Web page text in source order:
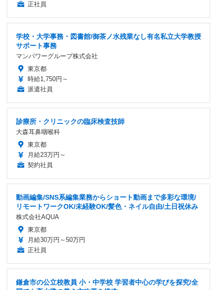
正社員
学校・大学事務・図書館/御茶ノ水残業なし有名私立大学教授
サポート事務
マンパワーグループ株式会社
東京都
時給1,750円～
派遣社員
診療所・クリニックの臨床検査技師
大森耳鼻咽喉科
東京都
月給23万円～
契約社員
動画編集/SNS系編集業務からショート動画まで多彩な環境/
リモートワークOK/未経験OK/髪色・ネイル自由/土日祝休み
株式会社AQUA
東京都
月給30万円～50万円
正社員
鎌倉市の公立校教員 小・中学校 学習者中心の学びを探究/全